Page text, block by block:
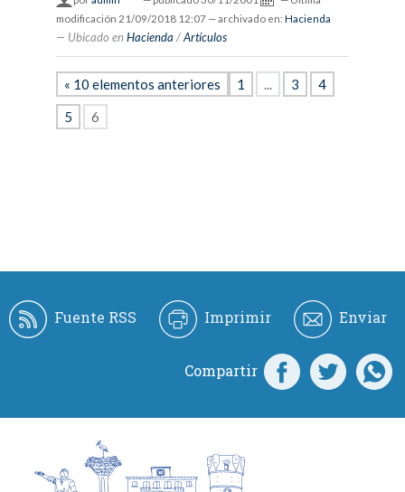
modificación 21/09/2018 12:07 — archivado en: Hacienda
Ubicado en Hacienda /Artículos
« 10 elementos anteriores 1 ... 3
4
5
6
Fuente RSS Imprimir Enviar
Compartir